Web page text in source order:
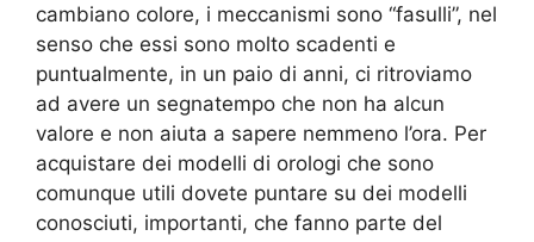
cambiano colore, i meccanismi sono “fasulli”, nel
senso che essi sono molto scadenti e
puntualmente, in un paio di anni, ci ritroviamo
ad avere un segnatempo che non ha alcun
valore e non aiuta a sapere nemmeno l’ora. Per
acquistare dei modelli di orologi che sono
comunque utili dovete puntare su dei modelli
conosciuti, importanti, che fanno parte del